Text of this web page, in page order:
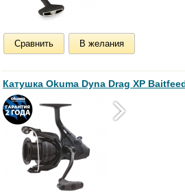
Сравнить В желания
Катушка Okuma Dyna Drag XP